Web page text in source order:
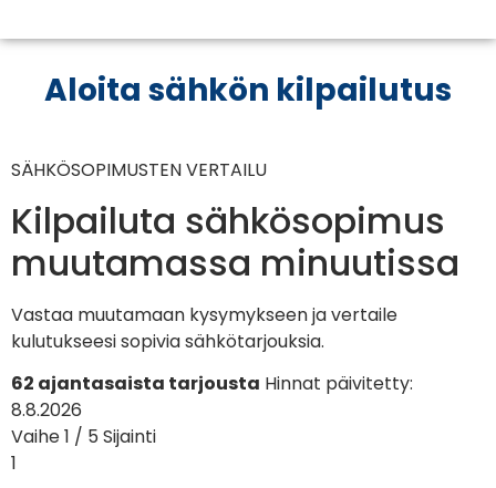
Aloita sähkön kilpailutus
SÄHKÖSOPIMUSTEN VERTAILU
Kilpailuta sähkösopimus
muutamassa minuutissa
Vastaa muutamaan kysymykseen ja vertaile
kulutukseesi sopivia sähkötarjouksia.
62 ajantasaista tarjousta Hinnat päivitetty:
8.8.2026
Vaihe 1 / 5 Sijainti
1